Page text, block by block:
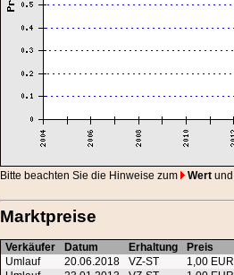
Bitte beachten Sie die Hinweise zum Wert
Marktpreise
Verkäufer Datum Erhaltung
Preis
Umlauf
20.06.2018 VZ-ST
1,00 EUR